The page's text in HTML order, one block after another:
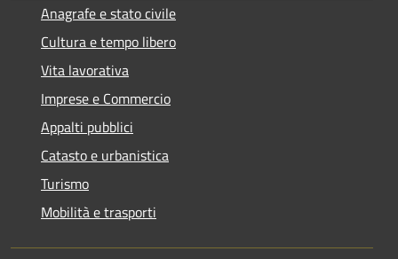
Anagrafe e stato civile
Cultura e tempo libero
Vita lavorativa
Imprese e Commercio
Appalti pubblici
Catasto e urbanistica
Turismo
Mobilità e trasporti